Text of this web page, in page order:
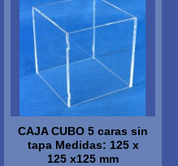
CAJA CUBO 5 caras sin
tapa Medidas: 125 x
125 x125 mm